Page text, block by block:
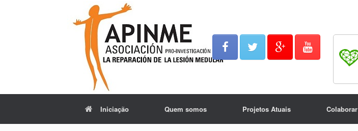
Iniciação Quem somos Projetos Atuais Colaborar